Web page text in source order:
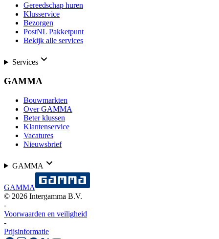
Gereedschap huren
Klusservice
Bezorgen
PostNL Pakketpunt
Bekijk alle services
Services
GAMMA
Bouwmarkten
Over GAMMA
Beter klussen
Klantenservice
Vacatures
Nieuwsbrief
GAMMA
GAMMA
© 2026 Intergamma B.V.
-
Voorwaarden en veiligheid
-
Prijsinformatie